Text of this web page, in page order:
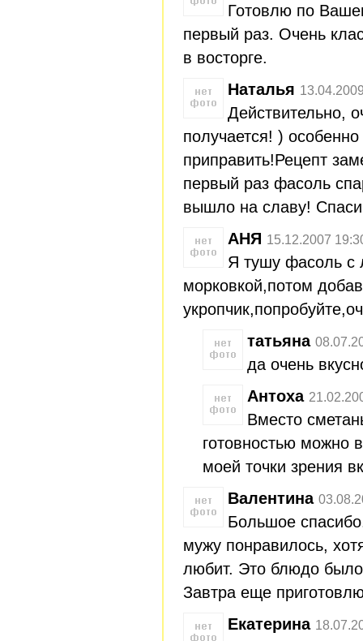
Готовлю по
первый раз. Очень
в восторге.
Наталья
Действительно,
получается! )
приправить!Рецепт
первый раз фасоль
вышло на славу!
АНЯ 15.12.2007
Я тушу фасоль с
морковкой,потом
татьяна
да очень
Антоха
Вместо
готовностью можно
моей точки зрения
Валентина
Большое
мужу понравилось,
любит. Это блюдо
Завтра еще
Екатерина